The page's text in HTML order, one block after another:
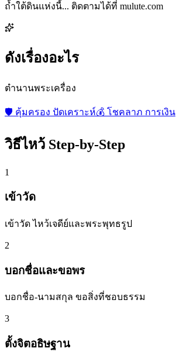
ถ้ำใต้ดินแห่งนี้... ติดตามได้ที่ mulute.com
ดังเรื่องอะไร
ตำนานพระเครื่อง
🛡️ คุ้มครอง ปัดเคราะห์💰 โชคลาภ การเงิน
วิธีไหว้ Step-by-Step
1
เข้าวัด
เข้าวัด ไหว้เจดีย์และพระพุทธรูป
2
บอกชื่อและขอพร
บอกชื่อ-นามสกุล ขอสิ่งที่ชอบธรรม
3
ตั้งจิตอธิษฐาน